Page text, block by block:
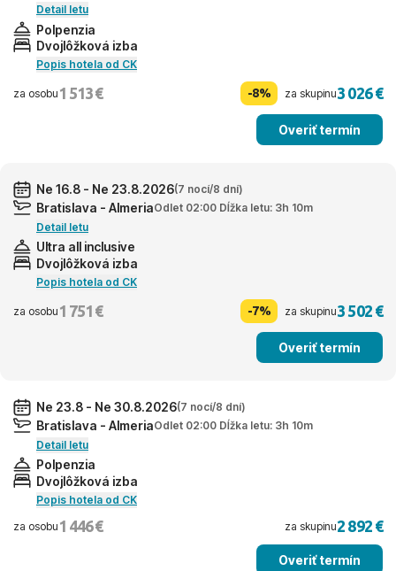
Detail letu
Polpenzia
Dvojlôžková izba
Popis hotela od CK
za osobu 1 513 € -8% za skupinu3 026 €
Overiť termín
Ne 16.8 - Ne 23.8.2026(7 nocí/8 dní)
Bratislava - AlmeriaOdlet 02:00 Dĺžka letu: 3h 10m
Detail letu
Ultra all inclusive
Dvojlôžková izba
Popis hotela od CK
za osobu 1 751 € -7% za skupinu3 502 €
Overiť termín
Ne 23.8 - Ne 30.8.2026(7 nocí/8 dní)
Bratislava - AlmeriaOdlet 02:00 Dĺžka letu: 3h 10m
Detail letu
Polpenzia
Dvojlôžková izba
Popis hotela od CK
za osobu 1 446 € za skupinu2 892 €
Overiť termín